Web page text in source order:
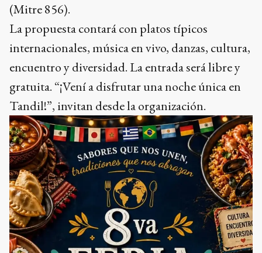
(Mitre 856).
La propuesta contará con platos típicos
internacionales, música en vivo, danzas, cultura,
encuentro y diversidad. La entrada será libre y
gratuita. “¡Vení a disfrutar una noche única en
Tandil!”, invitan desde la organización.